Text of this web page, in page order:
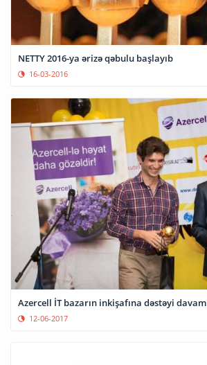
NETTY 2016-ya ərizə qəbulu başlayıb
16-03-2016
Azercell İT bazarın inkişafına dəstəyi
12-06-2017